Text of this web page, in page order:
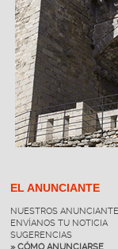
EL ANUNCIANTE
NUESTROS
ENVÍANOS TU NOTICIA
SUGERENCIAS